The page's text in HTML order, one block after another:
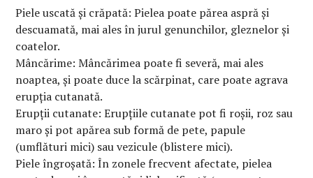
Piele uscată și crăpată: Pielea poate părea aspră și
descuamată, mai ales în jurul genunchilor, gleznelor și
coatelor.
Mâncărime: Mâncărimea poate fi severă, mai ales
noaptea, și poate duce la scărpinat, care poate agrava
erupția cutanată.
Erupții cutanate: Erupțiile cutanate pot fi roșii, roz sau
maro și pot apărea sub formă de pete, papule
(umflături mici) sau vezicule (blistere mici).
Piele îngroșată: În zonele frecvent afectate, pielea